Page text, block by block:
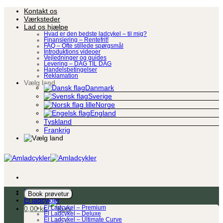
Fortsæt
indhold
Kontakt os
Værksteder
Lad os hjælpe
Hvad er den bedste ladcykel – til mig?
Finansiering – Rentefrit!
FAQ – Ofte stillede spørgsmål
Introduktions videoer
Vejledninger og guides
Levering – DAG TIL DAG
Handelsbetingelser
Reklamation
Vælg land
Danmark
Sverige
Norge
England
Tyskland
Frankrig
Book prøvetur
0,00kr.
Ladcykel
El ladcykler
El Ladcykel – Premium
El Ladcykel – Deluxe
El Ladcykel – Ultimate Curve